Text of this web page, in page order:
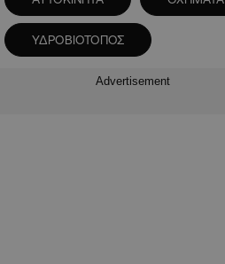
ΥΔΡΟΒΙΟΤΟΠΟΣ
Advertisement